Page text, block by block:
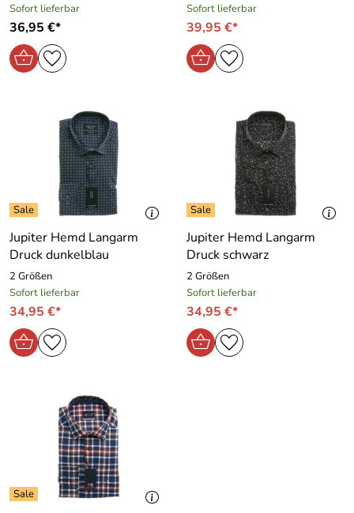
Sofort lieferbar
36,95 €*
Sofort lieferbar
39,95 €*
Jupiter Hemd Langarm
Druck dunkelblau
2 Größen
Sofort lieferbar
34,95 €*
Jupiter Hemd Langarm
Druck schwarz
2 Größen
Sofort lieferbar
34,95 €*